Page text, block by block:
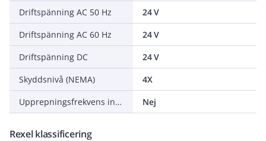
Driftspänning AC 50 Hz
24 V
Driftspänning AC 60 Hz
24 V
Driftspänning DC
24 V
Skyddsnivå (NEMA)
4X
Upprepningsfrekvens inställbar
Nej
Rexel klassificering